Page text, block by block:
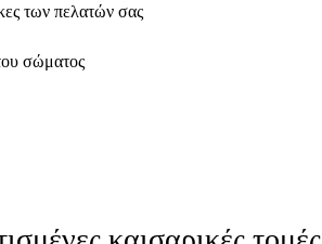
των πελατών σας
σώματος